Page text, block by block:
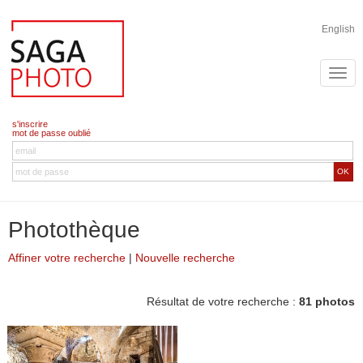
English
s'inscrire
mot de passe oublié
OK
Photothèque
Affiner votre recherche | Nouvelle recherche
Résultat de votre recherche : 81 photos